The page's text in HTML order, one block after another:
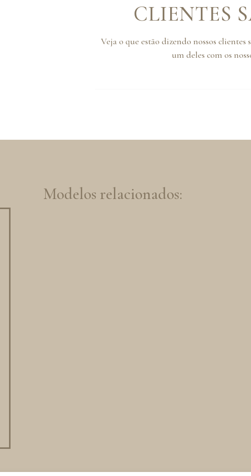
CLIENTES
Veja o que estão dizendo nossos
um deles com os
Modelos relacionados: